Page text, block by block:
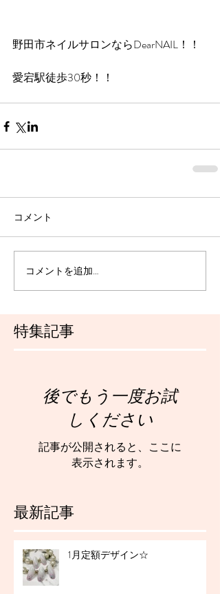
特集記事
最新記事
野田市ネイルサロンならDearNAIL！！
愛宕駅徒歩30秒！！
コメント
コメントを追加…
後でもう一度お試
しください
記事が公開されると、ここに
表示されます。
1月定額デザイン☆